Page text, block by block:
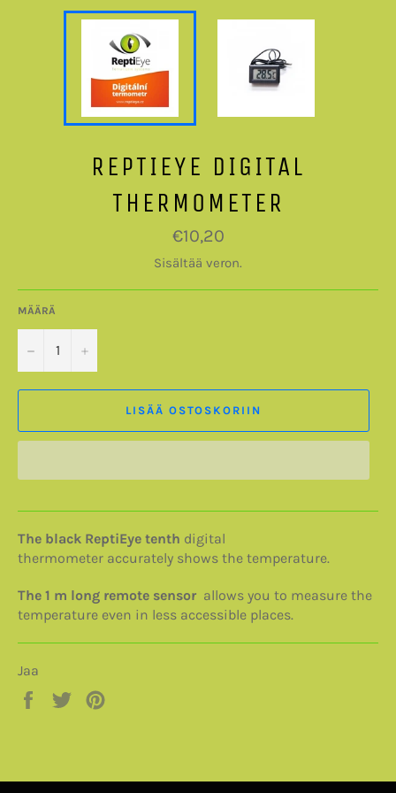
REPTIEYE DIGITAL
THERMOMETER
Normaalihinta
€10,20
Sisältää veron.
MÄÄRÄ
− +
LISÄÄ OSTOSKORIIN
The black ReptiEye tenth digital
thermometer accurately shows the temperature.
The 1 m long remote sensor allows you to measure the
temperature even in less accessible places.
Jaa
Jaa
Twiittaa